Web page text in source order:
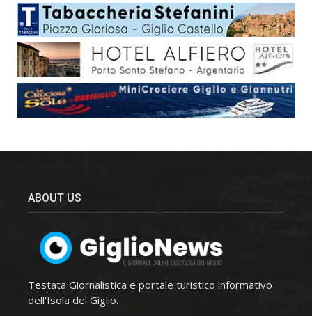
ABOUT US
Testata Giornalistica e portale turistico informativo
dell'Isola del Giglio.